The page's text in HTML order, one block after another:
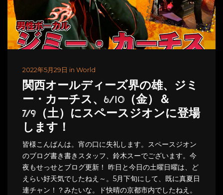
2022年5月29日 in World
関西オールディーズ界の雄、ジミ
ー・カーチス、6/10（金）＆
7/9（土）にスペースジオンに登場
します！
皆様こんばんは。宵の口に失礼します。スペースジオン
のブログ書き書きスタッフ、鈴木スーでございます。今
夜もせっせとブログ更新！ 昨日と今日の土曜日曜は、ど
えらい好天気でしたねえ～。5月下旬にして、既に真夏日
連チャン！？みたいな。ド快晴の京都市内でしたねえ。